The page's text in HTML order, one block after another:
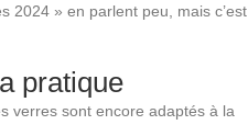
2024 » en parlent peu, mais c’est
pratique
verres sont encore adaptés à la